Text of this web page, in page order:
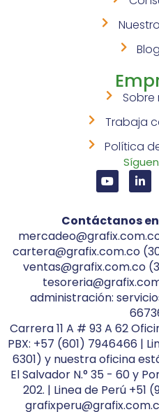
Trabaja
Política
Contáctanos
cartera@grafix.com.co
ventas@grafix.com.co
administración:
Carrera 11 A # 93 A 62
PBX: +57 (601) 7946466 |
6301) y nuestra oficina
El Salvador N.° 35 - 60 y
202. | Linea de Perú +51